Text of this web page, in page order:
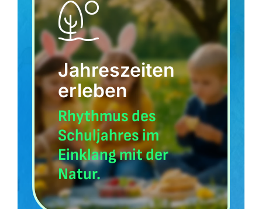
Jahreszeiten
erleben
Rhythmus des
Schuljahres im
Einklang mit der
Natur.